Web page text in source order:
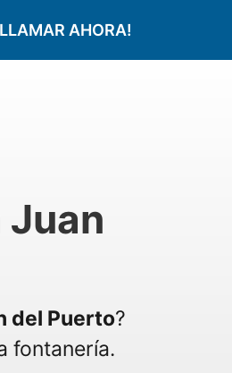
AHORA!
Juan
del Puerto?
fontanería.